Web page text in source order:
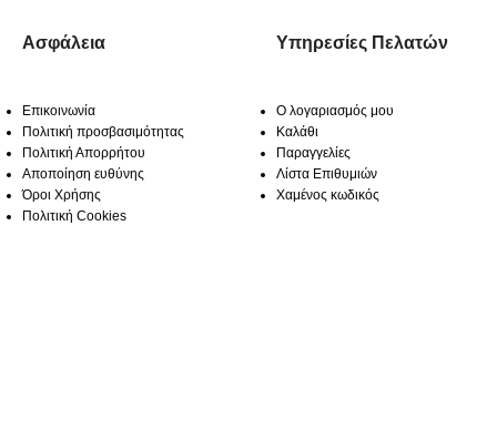
Ασφάλεια
Επικοινωνία
Πολιτική προσβασιμότητας
Πολιτική Απορρήτου
Αποποίηση ευθύνης
Όροι Χρήσης
Πολιτική Cookies
Υπηρεσίες Πελατών
Ο λογαριασμός μου
Καλάθι
Παραγγελίες
Λίστα Επιθυμιών
Χαμένος κωδικός